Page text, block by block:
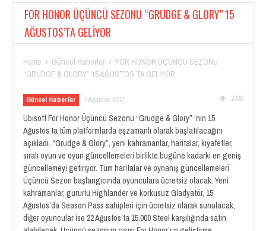
FOR HONOR ÜÇÜNCÜ SEZONU “GRUDGE & GLORY” 15
AĞUSTOS’TA GELİYOR
Home  Güncel Haberler  FOR HONOR ÜÇÜNCÜ SEZONU
“GRUDGE & GLORY” 15 AĞUSTOS’TA GELİYOR
Güncel Haberler 7 Ağustos 2017 2338
Ubisoft For Honor Üçüncü Sezonu “Grudge & Glory” ‘nin 15
Ağustos’ta tüm platformlarda eşzamanlı olarak başlatılacağını
açıkladı. “Grudge & Glory”, yeni kahramanlar, haritalar, kıyafetler,
sıralı oyun ve oyun güncellemeleri birlikte bugüne kadarki en geniş
güncellemeyi getiriyor. Tüm haritalar ve oynanış güncellemeleri
Üçüncü Sezon başlangıcında oyunculara ücretsiz olacak. Yeni
kahramanlar, gururlu Highlander ve korkusuz Gladyatör, 15
Ağustos’da Season Pass sahipleri için ücretsiz olarak sunulacak,
diğer oyuncular ise 22 Ağustos’ta 15.000 Steel karşılığında satın